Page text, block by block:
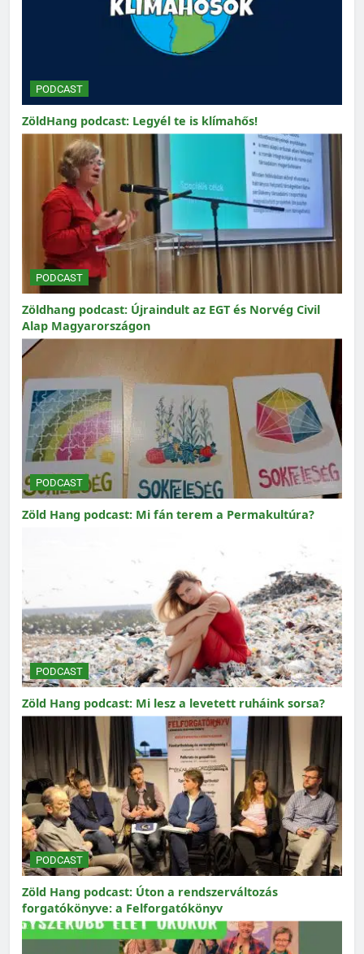
PODCAST
ZöldHang podcast: Legyél te is klímahős!
PODCAST
Zöldhang podcast: Újraindult az EGT és Norvég Civil
Alap Magyarországon
PODCAST
Zöld Hang podcast: Mi fán terem a Permakultúra?
PODCAST
Zöld Hang podcast: Mi lesz a levetett ruháink sorsa?
PODCAST
Zöld Hang podcast: Úton a rendszerváltozás
forgatókönyve: a Felforgatókönyv